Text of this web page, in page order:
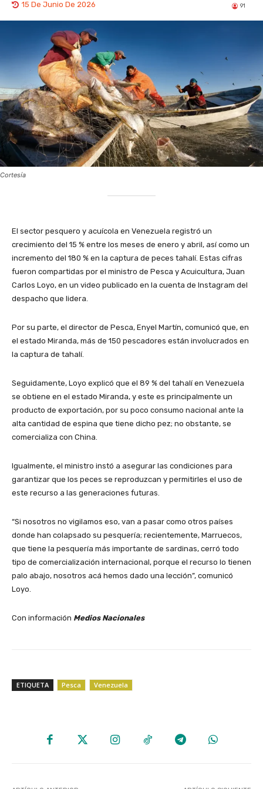
15 De Junio De 2026 91
Cortesía
El sector pesquero y acuícola en Venezuela registró un
crecimiento del 15 % entre los meses de enero y abril, así como un
incremento del 180 % en la captura de peces tahalí. Estas cifras
fueron compartidas por el ministro de Pesca y Acuicultura, Juan
Carlos Loyo, en un video publicado en la cuenta de Instagram del
despacho que lidera.
Por su parte, el director de Pesca, Enyel Martín, comunicó que, en
el estado Miranda, más de 150 pescadores están involucrados en
la captura de tahalí.
Seguidamente, Loyo explicó que el 89 % del tahalí en Venezuela
se obtiene en el estado Miranda, y este es principalmente un
producto de exportación, por su poco consumo nacional ante la
alta cantidad de espina que tiene dicho pez; no obstante, se
comercializa con China.
Igualmente, el ministro instó a asegurar las condiciones para
garantizar que los peces se reproduzcan y permitirles el uso de
este recurso a las generaciones futuras.
“Si nosotros no vigilamos eso, van a pasar como otros países
donde han colapsado su pesquería; recientemente, Marruecos,
que tiene la pesquería más importante de sardinas, cerró todo
tipo de comercialización internacional, porque el recurso lo tienen
palo abajo, nosotros acá hemos dado una lección”, comunicó
Loyo.
Con información Medios Nacionales
ETIQUETA Pesca Venezuela